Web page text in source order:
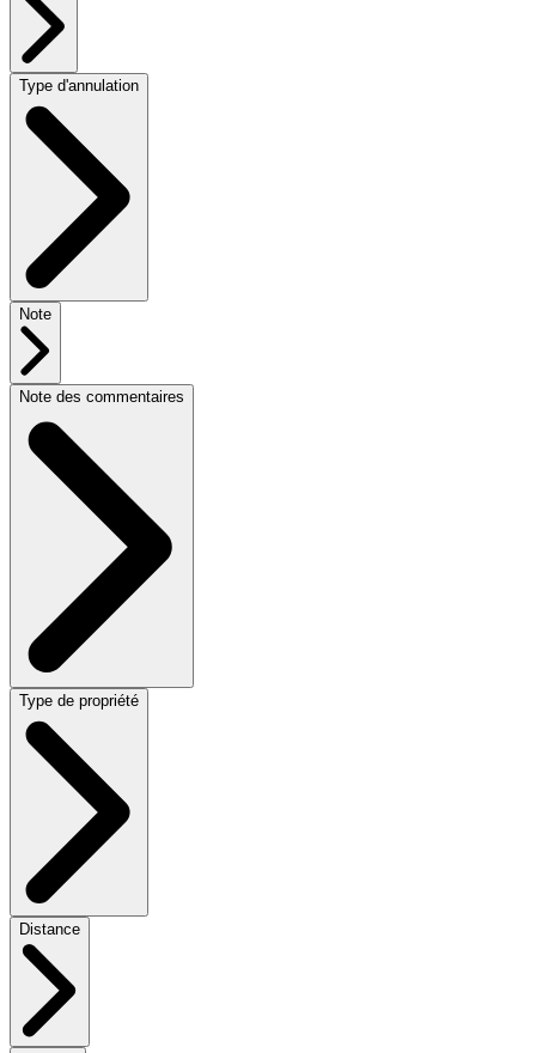
Type d'annulation
Note
Note des commentaires
Type de propriété
Distance